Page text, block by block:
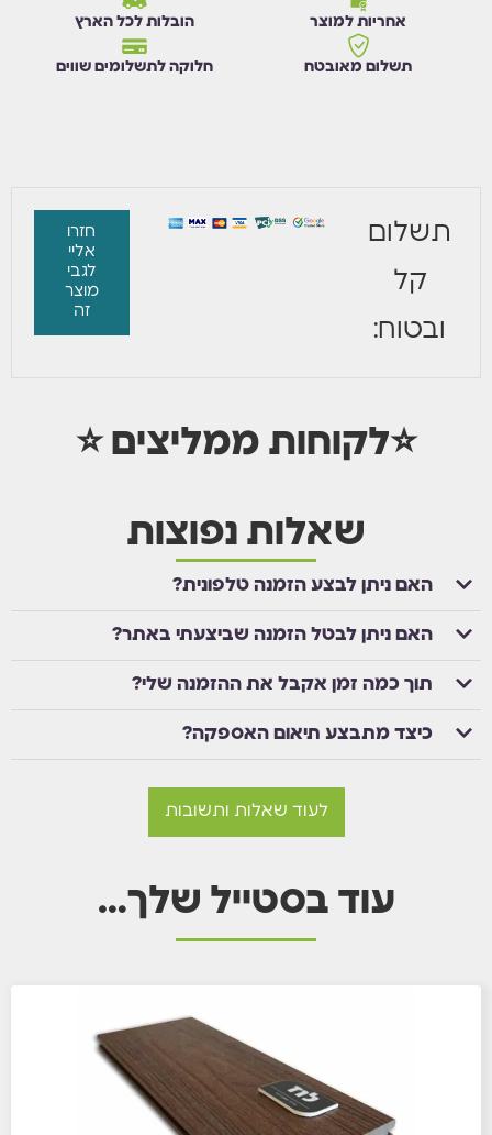
אחריות למוצר הובלות לכל הארץ
תשלום מאובטח חלוקה לתשלומים שווים
תשלום
קל
ובטוח:
חזרו
אליי
לגבי
מוצר
זה
⭐לקוחות ממליצים ⭐
שאלות נפוצות
האם ניתן לבצע הזמנה טלפונית?
האם ניתן לבטל הזמנה שביצעתי באתר?
תוך כמה זמן אקבל את ההזמנה שלי?
כיצד מתבצע תיאום האספקה?
לעוד שאלות ותשובות
עוד בסטייל שלך…